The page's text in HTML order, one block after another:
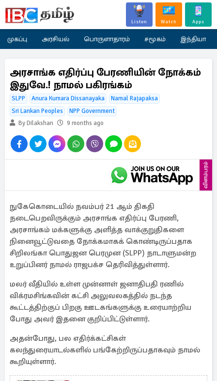
Listen Watch Apps
முகப்பு அரசியல் பொருளாதாரம் சமூகம் இந்தியா
அரசாங்க எதிர்ப்பு பேரணியின் நோக்கம்
இதுவே.! நாமல் பகிரங்கம்
SLPP Anura Kumara Dissanayaka
Namal Rajapaksa
Sri Lankan Peoples
NPP Government
By Dilakshan
9 months ago
விளம்பரம்
நுகேகொடையில் நவம்பர் 21 ஆம் திகதி
நடைபெறவிருக்கும் அரசாங்க எதிர்ப்பு பேரணி,
அரசாங்கம் மக்களுக்கு அளித்த வாக்குறுதிகளை
நினைவூட்டுவதை நோக்கமாகக் கொண்டிருப்பதாக
சிறிலங்கா பொதுஜன பெரமுன (SLPP) நாடாளுமன்ற
உறுப்பினர் நாமல் ராஜபக்ச தெரிவித்துள்ளார்.
மலர் வீதியில் உள்ள முன்னாள் ஜனாதிபதி ரணில்
விக்ரமசிங்கவின் கட்சி அலுவலகத்தில் நடந்த
கூட்டத்திற்குப் பிறகு ஊடகங்களுக்கு உரையாற்றிய
போது அவர் இதனை குறிப்பிட்டுள்ளார்.
அதன்போது, பல எதிர்க்கட்சிகள்
கலந்துரையாடல்களில் பங்கேற்றிருப்பதாகவும் நாமல்
கூறியுள்ளார்.